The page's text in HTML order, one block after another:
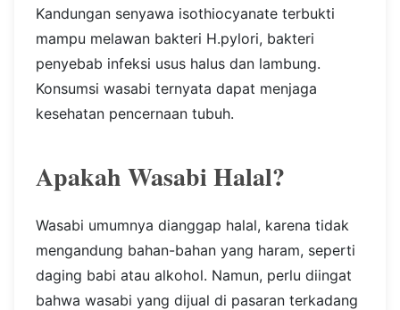
Kandungan senyawa isothiocyanate terbukti
mampu melawan bakteri H.pylori, bakteri
penyebab infeksi usus halus dan lambung.
Konsumsi wasabi ternyata dapat menjaga
kesehatan pencernaan tubuh.
Apakah Wasabi Halal?
Wasabi umumnya dianggap halal, karena tidak
mengandung bahan-bahan yang haram, seperti
daging babi atau alkohol. Namun, perlu diingat
bahwa wasabi yang dijual di pasaran terkadang